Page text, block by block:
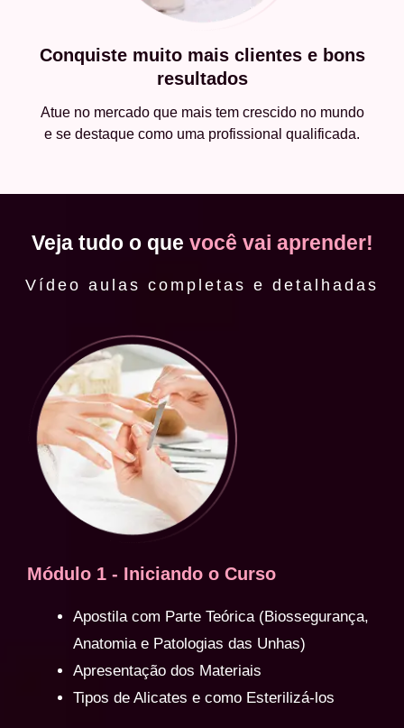
Conquiste muito mais clientes e bons
resultados
Atue no mercado que mais tem crescido no mundo
e se destaque como uma profissional qualificada.
Veja tudo o que você vai aprender!
Vídeo aulas completas e detalhadas
Módulo 1 - Iniciando o Curso
Apostila com Parte Teórica (Biossegurança,
Anatomia e Patologias das Unhas)
Apresentação dos Materiais
Tipos de Alicates e como Esterilizá-los